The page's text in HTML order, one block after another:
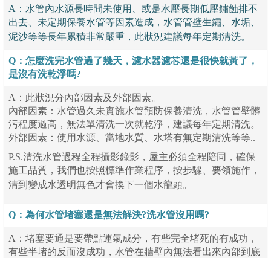
A：水管內水源長時間未使用、或是水壓長期低壓鏽蝕排不
出去、未定期保養水管等因素造成，水管管壁生鏽、水垢、
泥沙等等長年累積非常嚴重，此狀況建議每年定期清洗。
Q：怎麼洗完水管過了幾天，濾水器濾芯還是很快就黃了，
是沒有洗乾淨嗎?
A：此狀況分內部因素及外部因素。
內部因素：水管過久未實施水管預防保養清洗，水管管壁髒
污程度過高，無法單清洗一次就乾淨，建議每年定期清洗。
外部因素：使用水源、當地水質、水塔有無定期清洗等等..
P.S.清洗水管過程全程攝影錄影，屋主必須全程陪同，確保
施工品質，我們也按照標準作業程序，按步驟、要領施作，
清到變成水透明無色才會換下一個水龍頭。
Q：為何水管堵塞還是無法解決?洗水管沒用嗎?
A：堵塞要通是要帶點運氣成分，有些完全堵死的有成功，
有些半堵的反而沒成功，水管在牆壁內無法看出來內部到底